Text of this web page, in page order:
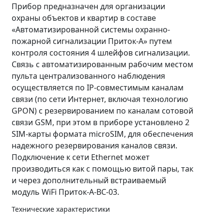
Прибор предназначен для организации
охраны объектов и квартир в составе
«Автоматизированной системы охранно-
пожарной сигнализации Приток-А» путем
контроля состояния 4 шлейфов сигнализации.
Связь с автоматизированным рабочим местом
пульта централизованного наблюдения
осуществляется по IP-совместимым каналам
связи (по сети Интернет, включая технологию
GPON) с резервированием по каналам сотовой
связи GSM, при этом в приборе установлено 2
SIM-карты формата microSIM, для обеспечения
надежного резервирования каналов связи.
Подключение к сети Ethernet может
производиться как с помощью витой пары, так
и через дополнительный встраиваемый
модуль WiFi Приток-А-ВС-03.
Технические характеристики